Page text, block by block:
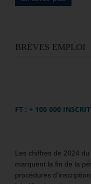
BRÈVES EMPLOI
FT : + 100 000
Les chiffres de 2024
marquent la fin de la
procédures